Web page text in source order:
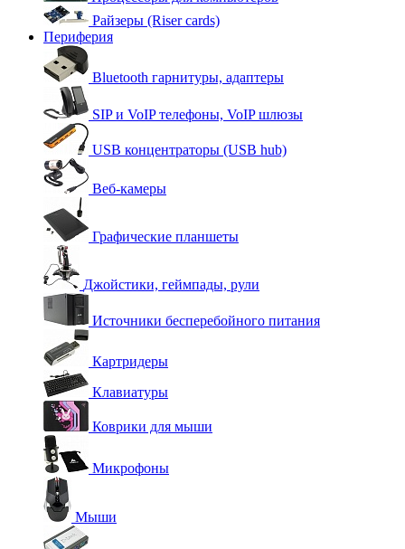
Райзеры (Riser cards)
Периферия
Bluetooth гарнитуры, адаптеры
SIP и VoIP телефоны, VoIP шлюзы
USB концентраторы (USB hub)
Веб-камеры
Графические планшеты
Джойстики, геймпады, рули
Источники бесперебойного питания
Картридеры
Клавиатуры
Коврики для мыши
Микрофоны
Мыши